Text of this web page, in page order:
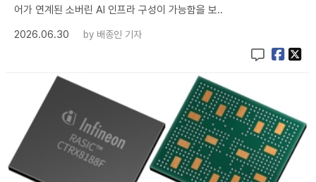
어가 연계된 소버린 AI 인프라 구성이 가능함을 보..
2026.06.30
by 배종인 기자